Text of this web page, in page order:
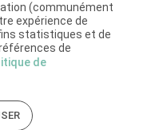
(communément
expérience de
statistiques et de
de
de